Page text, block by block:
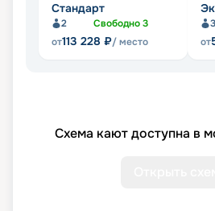
Стандарт
2 Свободно3
от113 228 ₽/ место
3
от
Схема кают доступна в